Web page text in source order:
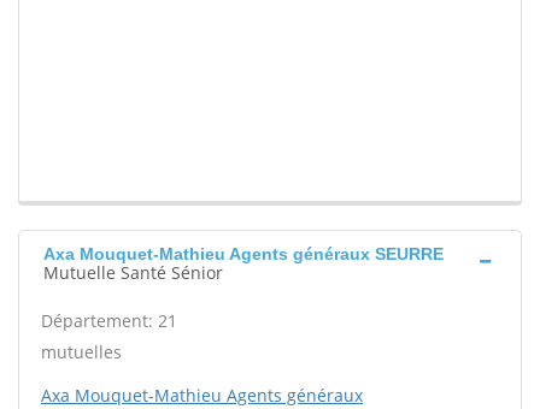
Axa Mouquet-Mathieu Agents généraux SEURRE
Mutuelle Santé Sénior
Département: 21
mutuelles
Axa Mouquet-Mathieu Agents généraux